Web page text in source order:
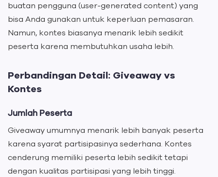
buatan pengguna (user-generated content) yang
bisa Anda gunakan untuk keperluan pemasaran.
Namun, kontes biasanya menarik lebih sedikit
peserta karena membutuhkan usaha lebih.
Perbandingan Detail: Giveaway vs
Kontes
Jumlah Peserta
Giveaway umumnya menarik lebih banyak peserta
karena syarat partisipasinya sederhana. Kontes
cenderung memiliki peserta lebih sedikit tetapi
dengan kualitas partisipasi yang lebih tinggi.